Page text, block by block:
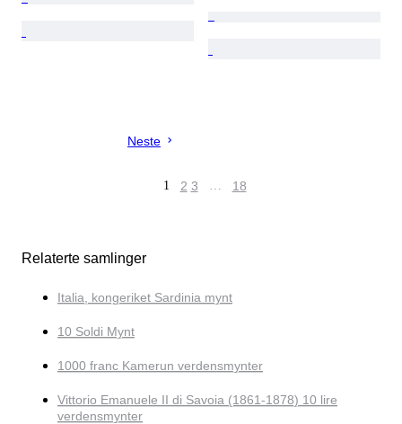
Neste
1 2 3 … 18
Relaterte samlinger
Italia, kongeriket Sardinia mynt
10 Soldi Mynt
1000 franc Kamerun verdensmynter
Vittorio Emanuele II di Savoia (1861-1878) 10 lire
verdensmynter